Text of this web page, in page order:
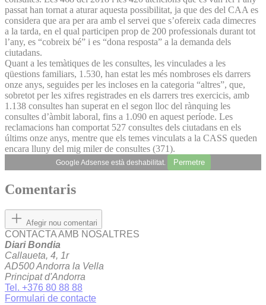
passat han tornat a aturar aquesta possibilitat, ja que des del CAA es
considera que ara per ara amb el servei que s’ofereix cada dimecres
a la tarda, en el qual participen prop de 200 professionals durant tot
l’any, es “cobreix bé” i es “dona resposta” a la demanda dels
ciutadans.
Quant a les temàtiques de les consultes, les vinculades a les
qüestions familiars, 1.530, han estat les més nombroses els darrers
onze anys, seguides per les incloses en la categoria “altres”, que,
sobretot per les xifres registrades en els darrers tres exercicis, amb
1.138 consultes han superat en el segon lloc del rànquing les
consultes d’àmbit laboral, fins a 1.090 en aquest període. Les
reclamacions han comportat 527 consultes dels ciutadans en els
últims onze anys, mentre que els temes vinculats a la CASS queden
encara lluny del mig miler de consultes (371).
Google Adsense està deshabilitat. Permetre
Comentaris
Afegir nou comentari
CONTACTA AMB NOSALTRES
Diari Bondia
Callaueta, 4, 1r
AD500 Andorra la Vella
Principat d'Andorra
Tel. +376 80 88 88
Formulari de contacte